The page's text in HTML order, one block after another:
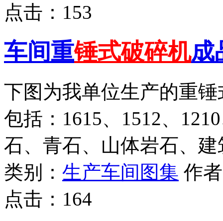
点击： 153
车间重锤式破碎机成
下图为我单位生产的重
包括：1615、1512、
石、青石、山体岩石、
类别： 生产车间图集 作
点击： 164